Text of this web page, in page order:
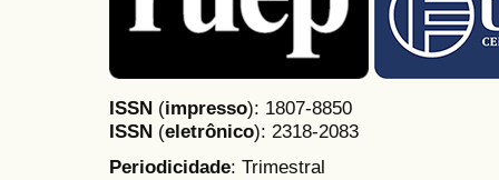
ISSN (impresso): 1807-8850
ISSN (eletrônico): 2318-2083
Periodicidade: Trimestral